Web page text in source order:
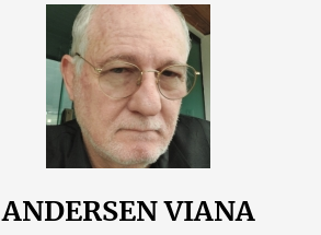
ANDERSEN VIANA